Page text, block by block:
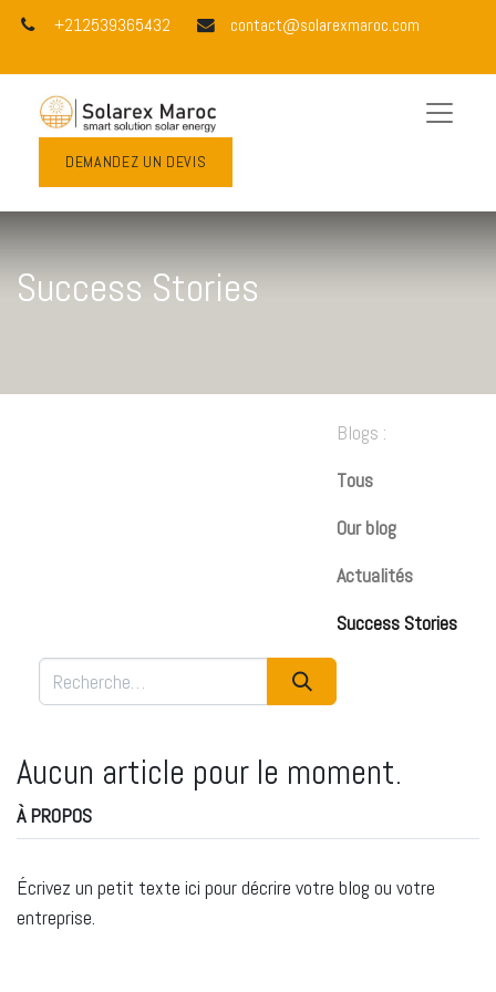
+212539365432 contact@solarexmaroc.com
DEMANDEZ UN DEVIS
Success Stories
Blogs :
Tous
Our blog
Actualités
Success Stories
Aucun article pour le moment.
À PROPOS
Écrivez un petit texte ici pour décrire votre blog ou votre
entreprise.